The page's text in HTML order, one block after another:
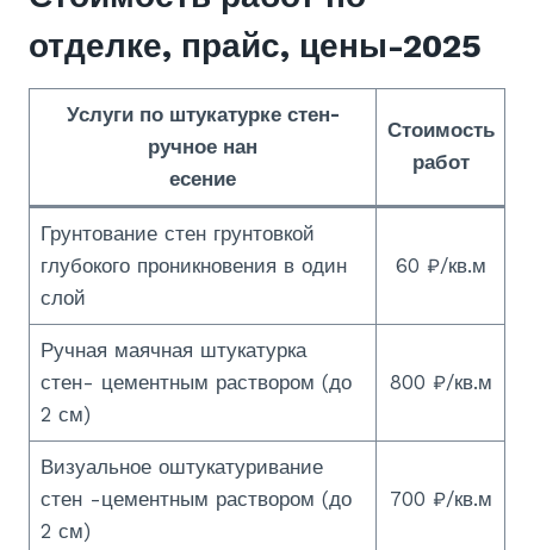
отделке, прайс, цены-2025
Услуги по штукатурке стен-
ручное нан
есение
Стоимость
работ
Грунтование стен грунтовкой
глубокого проникновения в один
слой
60 ₽/кв.м
Ручная маячная штукатурка
стен- цементным раствором (до
2 см)
800 ₽/кв.м
Визуальное оштукатуривание
стен -цементным раствором (до
2 см)
700 ₽/кв.м